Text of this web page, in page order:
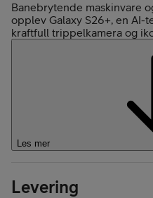
Banebrytende maskinvare
opplev Galaxy S26+, en AI-
kraftfull trippelkamera og
Les mer
Levering